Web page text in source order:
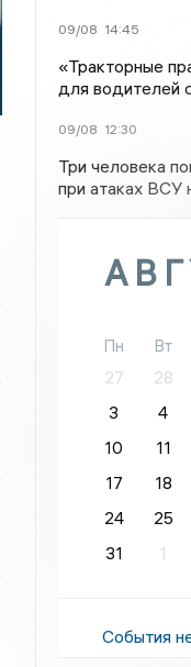
09/08 14:45
«Тракторные
для водителей
09/08 12:30
Три человека
при атаках ВСУ
Пн Вт
27
28
3
4
10
11
17
18
24
25
31
1
События